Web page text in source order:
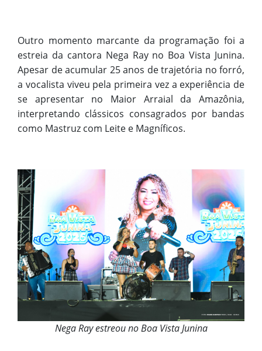
Outro momento marcante da programação foi a
estreia da cantora Nega Ray no Boa Vista Junina.
Apesar de acumular 25 anos de trajetória no forró,
a vocalista viveu pela primeira vez a experiência de
se apresentar no Maior Arraial da Amazônia,
interpretando clássicos consagrados por bandas
como Mastruz com Leite e Magníficos.
Nega Ray estreou no Boa Vista Junina